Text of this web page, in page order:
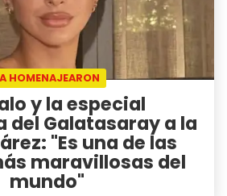
HOMENAJEARON
y la especial
del Galatasaray a la
"Es una de las
maravillosas del
mundo"